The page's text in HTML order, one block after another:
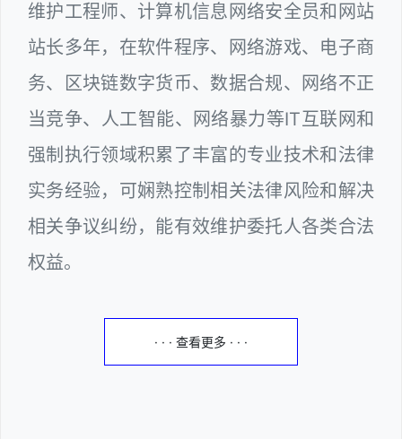
维护工程师、计算机信息网络安全员和网站
站长多年，在软件程序、网络游戏、电子商
务、区块链数字货币、数据合规、网络不正
当竞争、人工智能、网络暴力等IT互联网和
强制执行领域积累了丰富的专业技术和法律
实务经验，可娴熟控制相关法律风险和解决
相关争议纠纷，能有效维护委托人各类合法
权益。
· · · 查看更多 · · ·